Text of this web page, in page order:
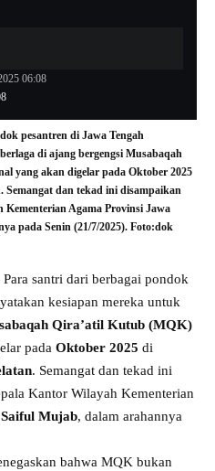
06:08
pesantren di Jawa Tengah
di ajang bergengsi Musabaqah
yang akan digelar pada Oktober 2025
Semangat dan tekad ini disampaikan
Agama Provinsi Jawa
pada Senin (21/7/2025). Foto:dok
Para santri dari berbagai pondok
kesiapan mereka untuk
Qira’atil Kutub (MQK)
pada Oktober 2025 di
. Semangat dan tekad ini
Kantor Wilayah Kementerian
Saiful Mujab, dalam arahannya
bahwa MQK bukan